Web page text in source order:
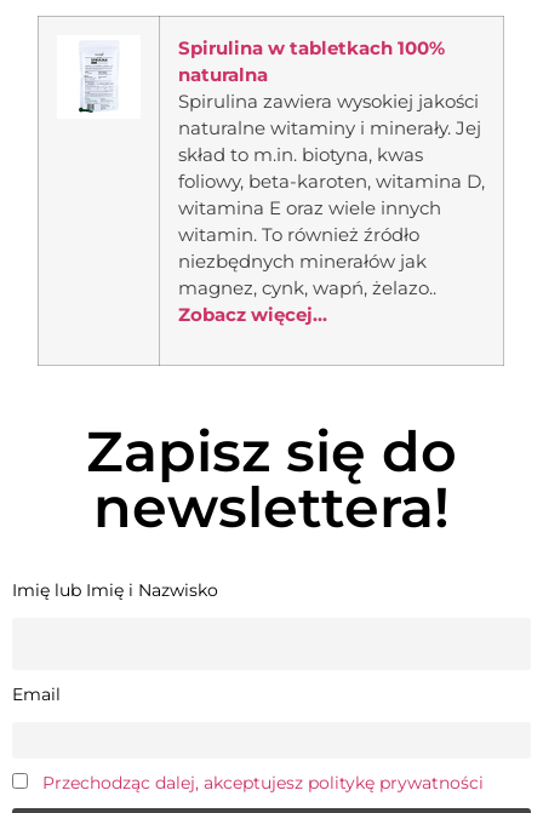
Spirulina w tabletkach 100%
naturalna
Spirulina zawiera wysokiej jakości
naturalne witaminy i minerały. Jej
skład to m.in. biotyna, kwas
foliowy, beta-karoten, witamina D,
witamina E oraz wiele innych
witamin. To również źródło
niezbędnych minerałów jak
magnez, cynk, wapń, żelazo..
Zobacz więcej...
Zapisz się do
newslettera!
Imię lub Imię i Nazwisko
Email
Przechodząc dalej, akceptujesz politykę prywatności